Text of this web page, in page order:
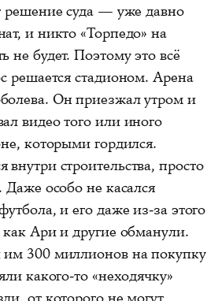
решение суда — уже давно
и никто «Торпедо» на
не будет. Поэтому это всё
решается стадионом. Арена
Он приезжал утром и
видео того или иного
которыми гордился.
строительства, просто
Даже особо не касался
и его даже из-за этого
как Ари и другие обманули.
300 миллионов на покупку
какого-то «неходячку»